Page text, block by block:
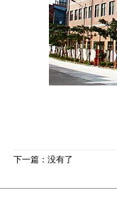
下一篇：没有了